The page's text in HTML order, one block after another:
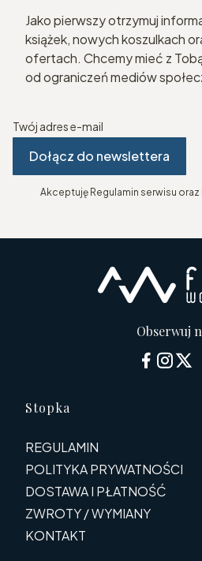
Jako pierwszy otrzymuj
książek, nowych koszulkach
ofertach. Chcemy mieć z
od ograniczeń mediów
Twój adres e-mail
Dołącz do newslettera
Akceptuję Regulamin serwisu
Obserwuj
Linki w stopce
Stopka
REGULAMIN
POLITYKA PRYWATNOŚCI
DOSTAWA I PŁATNOŚĆ
ZWROTY / WYMIANY
KONTAKT